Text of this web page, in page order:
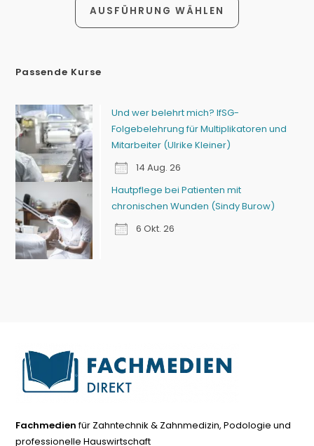
AUSFÜHRUNG WÄHLEN
Passende Kurse
Und wer belehrt mich? IfSG-
Folgebelehrung für Multiplikatoren und
Mitarbeiter (Ulrike Kleiner)
14 Aug. 26
Hautpflege bei Patienten mit
chronischen Wunden (Sindy Burow)
6 Okt. 26
Fachmedienfür Zahntechnik & Zahnmedizin, Podologie und
professionelle Hauswirtschaft